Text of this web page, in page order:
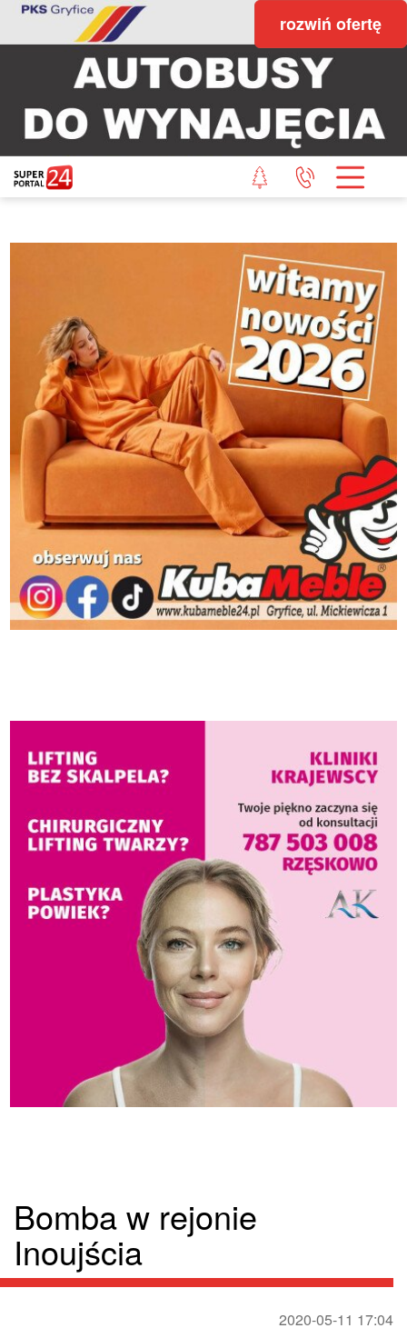
rozwiń ofertę
Bomba w rejonie
Inoujścia
2020-05-11 17:04
STRONA GŁÓWNA
POWIAT GRYFICKI
KONTAKT
REDAKCJA
REGULAMIN